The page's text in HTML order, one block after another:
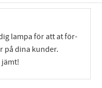
lampa för att at för-
på dina kunder.
jämt!